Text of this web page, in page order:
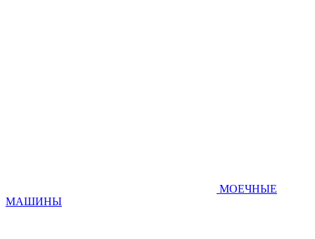
МОЕЧНЫЕ
МАШИНЫ